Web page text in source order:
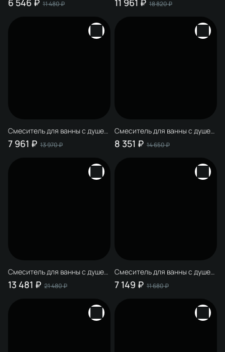
матовый черный, латунь,
гарнитур Ольборг S20190BK,
11 480 ₽
хром, латунь, современный, +
18 820 ₽
Смеситель для ванны с душем
STWORKI Кронборг S28100BK
матовый черный, латунь,
гарнитур Гётеборг S03190BK,
7 961 ₽ 13 970 ₽
Смеситель для ванны с душем
STWORKI Ноттвиль S34100BK
матовый черный, латунь,
гарнитур Гётеборг S03190BK,
8 351 ₽ 14 650 ₽
Смеситель для ванны с душем
STWORKI Лерум S04100CR
хром, латунь, современный, +
13 481 ₽ 21 480 ₽
Смеситель для ванны с душем
STWORKI Копенгаген
S42100GG глянцевое золото,
Душевой гарнитур Ольборг
S20190GG, глянцевое золото
7 149 ₽ 11 680 ₽